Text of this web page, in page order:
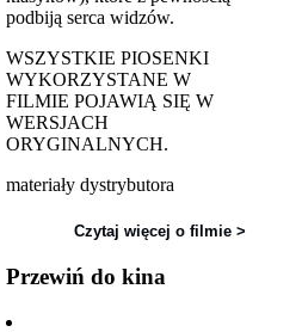
podbiją serca widzów.
WSZYSTKIE PIOSENKI
WYKORZYSTANE W
FILMIE POJAWIĄ SIĘ W
WERSJACH
ORYGINALNYCH.
materiały dystrybutora
Czytaj więcej o filmie >
Przewiń do kina